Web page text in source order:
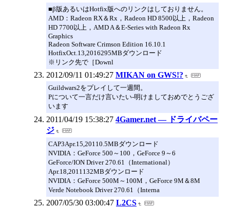
■β版あるいはHotfix版へのリンクはしておりません。
AMD：Radeon RX＆Rx，Radeon HD 8500以上，Radeon
HD 7700以上，AMD A＆E-Series with Radeon Rx
Graphics
Radeon Software Crimson Edition 16.10.1
HotfixOct.13,2016295MBダウンロード
※リンク先で［Downl
2012/09/11 01:49:27 MIKAN on GWS!?
Guildwars2をプレイして一週間。
Pについて一言だけ言いたい-明けましておめでとうござ
います
2011/04/19 15:38:27 4Gamer.net ― ドライバペー
ジ
CAP3Apr.15,20110.5MBダウンロード
NVIDIA：GeForce 500～100，GeForce 9～6
GeForce/ION Driver 270.61（International）
Apr.18,2011132MBダウンロード
NVIDIA：GeForce 500M～100M，GeForce 9M＆8M
Verde Notebook Driver 270.61（Interna
2007/05/30 03:00:47 L2CS